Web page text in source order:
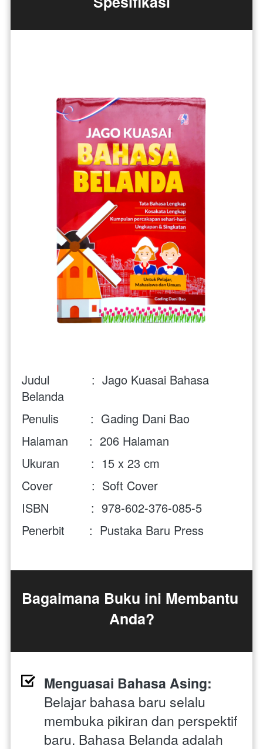
Judul            :  Jago Kuasai Bahasa
Belanda
Penulis         :  Gading Dani Bao
Halaman      :  206 Halaman
Ukuran         :  15 x 23 cm
Cover           :  Soft Cover
ISBN            :  978-602-376-085-5
Penerbit       :  Pustaka Baru Press
Bagaimana Buku ini Membantu
Anda?
Menguasai Bahasa Asing:
Belajar bahasa baru selalu
membuka pikiran dan perspektif
baru. Bahasa Belanda adalah